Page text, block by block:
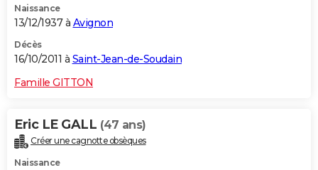
Naissance
13/12/1937 à Avignon
Décès
16/10/2011 à Saint-Jean-de-Soudain
Famille GITTON
Eric LE GALL (47 ans)
Créer une cagnotte obsèques
Naissance